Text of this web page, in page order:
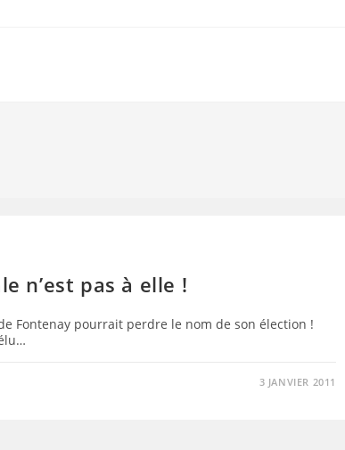
n’est pas à elle !
Fontenay pourrait perdre le nom de son élection !
3 JANVIER 2011